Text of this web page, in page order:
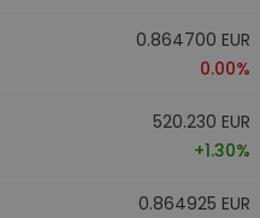
0.864700 EUR
0.00%
520.230 EUR
+1.30%
0.864925 EUR